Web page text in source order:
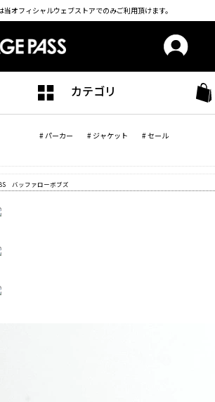
当オフィシャルウェブストアでのみご利用頂けます。
カテゴリ
# パーカー # ジャケット # セール
バッファローボブズ